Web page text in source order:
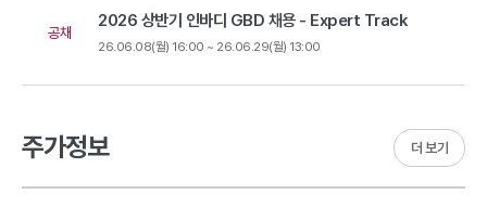
공채
2026 상반기 인바디 GBD 채용 - Expert Track
26.06.08(월) 16:00 ~ 26.06.29(월) 13:00
주가정보 더 보기